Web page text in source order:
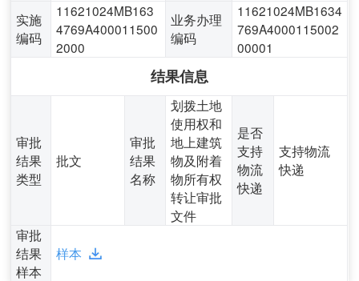
实施
编码
11621024MB163
4769A400011500
2000
业务办理
编码
11621024MB1634
769A4000115002
00001
结果信息
审批
结果
类型
批文
审批
结果
名称
划拨土地
使用权和
地上建筑
物及附着
物所有权
转让审批
文件
是否
支持
物流
快递
支持物流
快递
审批
结果
样本
样本